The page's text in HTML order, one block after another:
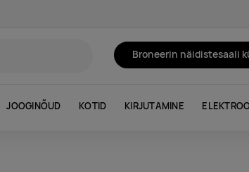
Broneerin näidistesaali
JOOGINÕUD KOTID KIRJUTAMINE